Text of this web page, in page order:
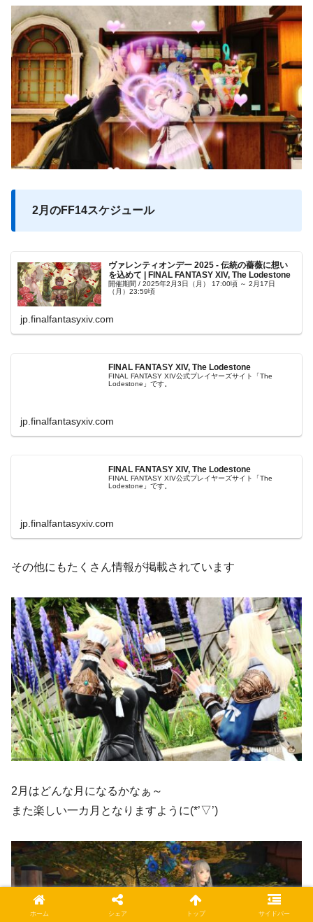
2月のFF14スケジュール
ヴァレンティオンデー 2025 - 伝統の薔薇に想い
を込めて | FINAL FANTASY XIV, The Lodestone
開催期間 / 2025年2月3日（月） 17:00頃 ～ 2月17日
（月）23:59頃
jp.finalfantasyxiv.com
FINAL FANTASY XIV, The Lodestone
FINAL FANTASY XIV公式プレイヤーズサイト「The
Lodestone」です。
jp.finalfantasyxiv.com
FINAL FANTASY XIV, The Lodestone
FINAL FANTASY XIV公式プレイヤーズサイト「The
Lodestone」です。
jp.finalfantasyxiv.com
その他にもたくさん情報が掲載されています
2月はどんな月になるかなぁ～
また楽しい一カ月となりますように(*’▽’)
ホーム シェア トップ サイドバー